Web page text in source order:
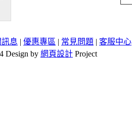
息 | 優惠專區 | 常見問題 | 客服中心
Design by 網頁設計 Project